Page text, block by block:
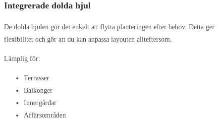
Integrerade dolda hjul
De dolda hjulen gör det enkelt att flytta planteringen efter behov. Detta ger
flexibilitet och gör att du kan anpassa layouten allteftersom.
Lämplig för:
Terrasser
Balkonger
Innergårdar
Affärsområden